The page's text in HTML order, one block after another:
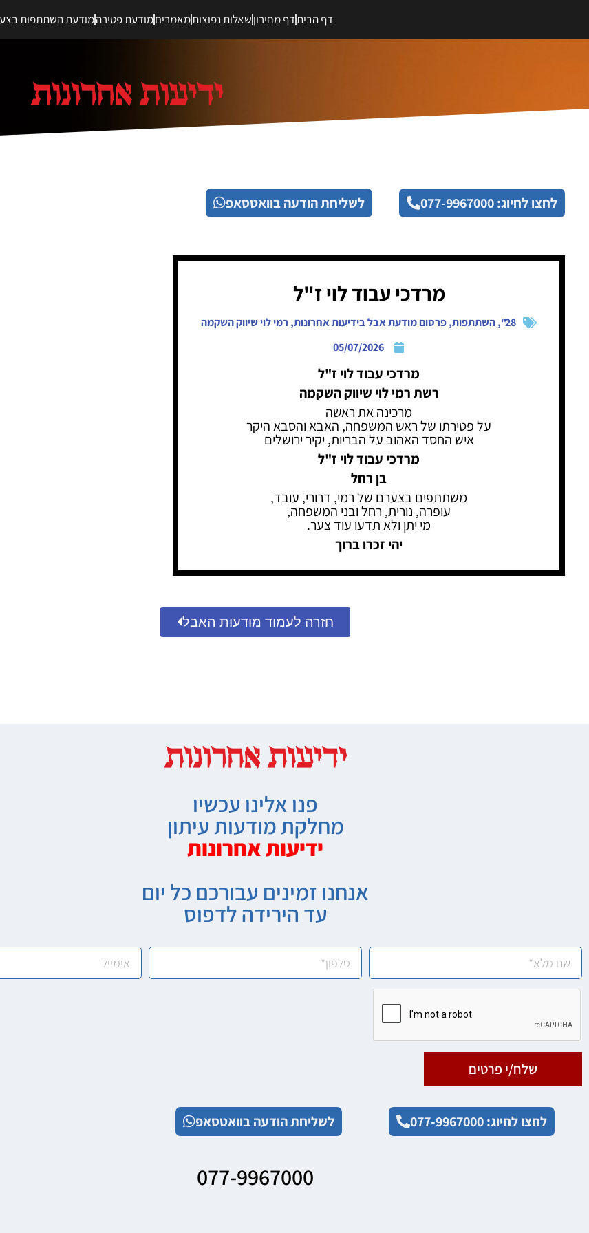
דף הביתדף מחירוןשאלות נפוצותמאמריםמודעת פטירהמודעת השתתפות
לחצו לחיוג: 077-9967000 לשליחת הודעה בוואטסאפ
מרדכי עבוד לוי ז"ל
28"
,השתתפות,פרסום מודעת אבל בידיעות אחרונות, רמי לוי שיווק השקמה
05/07/2026
מרדכי עבוד לוי ז"ל
רשת רמי לוי שיווק השקמה
מרכינה את ראשה
על פטירתו של ראש המשפחה, האבא והסבא היקר
איש החסד האהוב על הבריות, יקיר ירושלים
מרדכי עבוד לוי ז"ל
בן רחל
משתתפים בצערם של רמי, דרורי, עובד,
עופרה, נורית, רחל ובני המשפחה,
מי יתן ולא תדעו עוד צער.
יהי זכרו ברוך
חזרה לעמוד מודעות האבל
פנו אלינו עכשיו
מחלקת מודעות עיתון
ידיעות אחרונות
אנחנו זמינים עבורכם כל יום
עד הירידה לדפוס
שלח/י פרטים
לחצו לחיוג: 077-9967000 לשליחת הודעה בוואטסאפ
077-9967000